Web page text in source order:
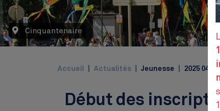
Cinquantenaire
Accueil Actualités Jeunesse 2025 04 11
Début des